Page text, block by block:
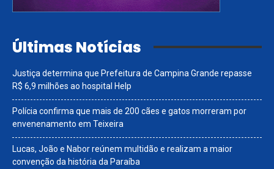
Últimas Notícias
Justiça determina que Prefeitura de Campina Grande repasse
R$ 6,9 milhões ao hospital Help
Polícia confirma que mais de 200 cães e gatos morreram por
envenenamento em Teixeira
Lucas, João e Nabor reúnem multidão e realizam a maior
convenção da história da Paraíba